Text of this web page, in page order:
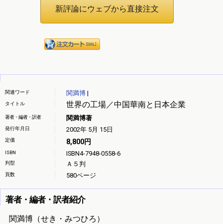
関連ワード 関満博|
世界の工場／中国華南と日本企業
タイトル
著者・編者・訳者 関満博著
発行年月日 2002年 5月 15日
定価 8,800円
ISBN ISBN4-7948-0558-6
判型 Ａ５判
頁数 580ページ
著者・編者・訳者紹介
関満博（せき・みつひろ）